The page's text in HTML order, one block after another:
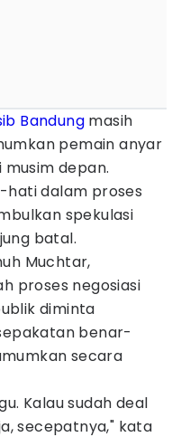
Bandung masih
pemain anyar
depan.
hati dalam proses
spekulasi
batal.
Muchtar,
proses negosiasi
diminta
benar-
secara
Kalau sudah deal
secepatnya," kata